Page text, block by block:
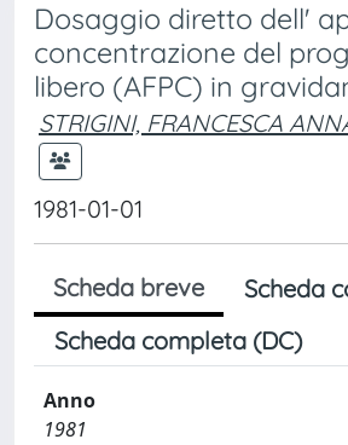
Dosaggio diretto dell'
concentrazione del
libero (AFPC) in
STRIGINI, FRANCESCA
1981-01-01
Scheda breve
Scheda
Scheda completa (DC)
Anno
1981